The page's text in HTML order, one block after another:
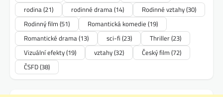
rodina(21) rodinné drama(14) Rodinné vztahy(30)
Rodinný film (51) Romantická komedie (19)
Romantické drama(13) sci-fi (23) Thriller(23)
Vizuální efekty(19) vztahy(32) Český film (72)
ČSFD(38)